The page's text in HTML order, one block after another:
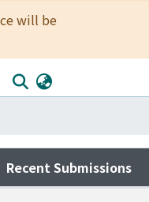
will be
Recent Submissions